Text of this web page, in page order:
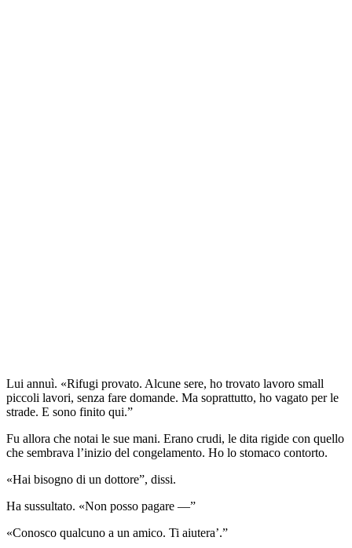
Lui annuì. «Rifugi provato. Alcune sere, ho trovato lavoro small
piccoli lavori, senza fare domande. Ma soprattutto, ho vagato per le
strade. E sono finito qui.”
Fu allora che notai le sue mani. Erano crudi, le dita rigide con quello
che sembrava l’inizio del congelamento. Ho lo stomaco contorto.
«Hai bisogno di un dottore”, dissi.
Ha sussultato. «Non posso pagare —”
«Conosco qualcuno a un amico. Ti aiutera’.”